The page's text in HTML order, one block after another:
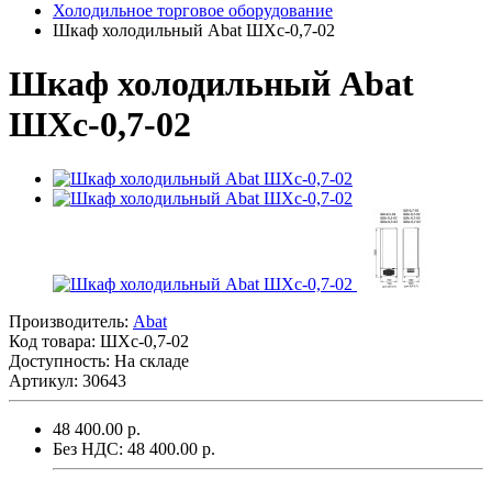
Холодильное торговое оборудование
Шкаф холодильный Abat ШХс-0,7-02
Шкаф холодильный Abat
ШХс-0,7-02
Производитель: Abat
Код товара: ШХс-0,7-02
Доступность: На складе
Артикул: 30643
48 400.00 р.
Без НДС: 48 400.00 р.